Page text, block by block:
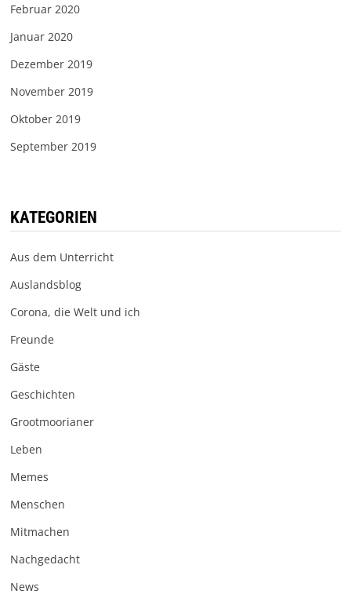
Februar 2020
Januar 2020
Dezember 2019
November 2019
Oktober 2019
September 2019
KATEGORIEN
Aus dem Unterricht
Auslandsblog
Corona, die Welt und ich
Freunde
Gäste
Geschichten
Grootmoorianer
Leben
Memes
Menschen
Mitmachen
Nachgedacht
News